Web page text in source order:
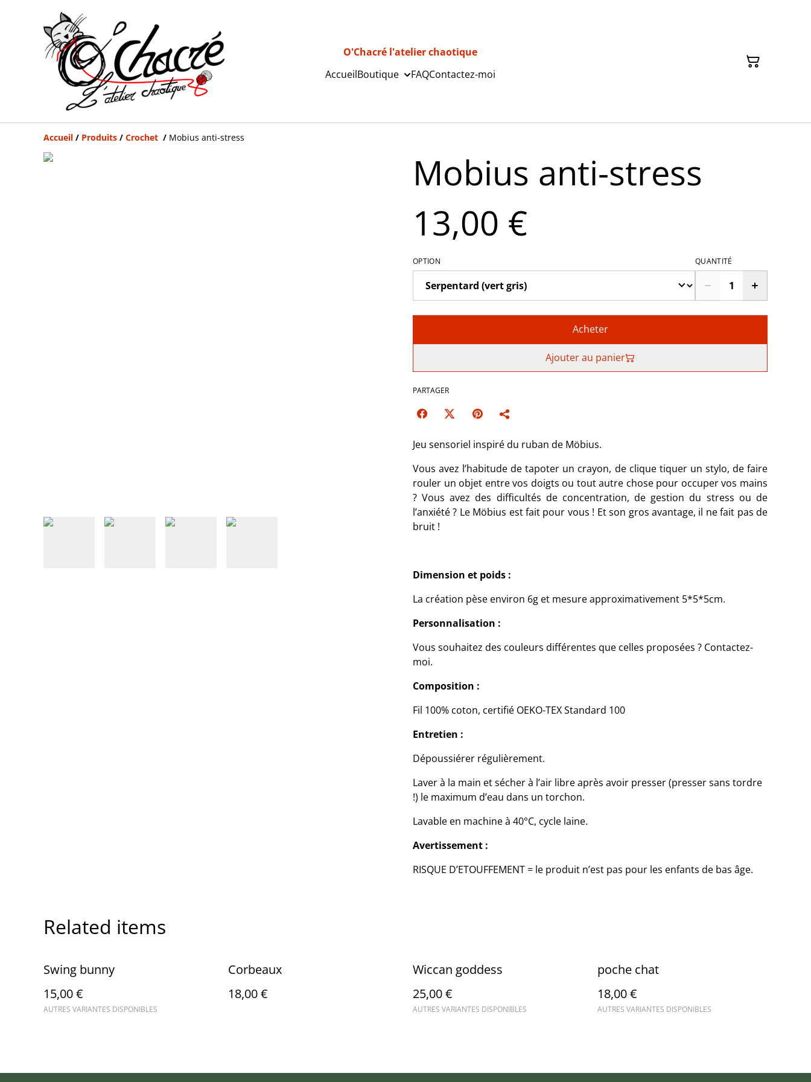
O'Chacré l'atelier chaotique
AccueilBoutique FAQContactez-moi
Accueil / Produits / Crochet / Mobius anti-stress
Mobius anti-stress
13,00 €
OPTION QUANTITÉ
Acheter
Ajouter au panier
PARTAGER
Jeu sensoriel inspiré du ruban de Möbius.
Vous avez l’habitude de tapoter un crayon, de clique tiquer un stylo, de faire
rouler un objet entre vos doigts ou tout autre chose pour occuper vos mains
? Vous avez des difficultés de concentration, de gestion du stress ou de
l’anxiété ? Le Möbius est fait pour vous ! Et son gros avantage, il ne fait pas de
bruit !
Dimension et poids :
La création pèse environ 6g et mesure approximativement 5*5*5cm.
Personnalisation :
Vous souhaitez des couleurs différentes que celles proposées ? Contactez-
moi.
Composition :
Fil 100% coton, certifié OEKO-TEX Standard 100
Entretien :
Dépoussiérer régulièrement.
Laver à la main et sécher à l’air libre après avoir presser (presser sans tordre
!) le maximum d’eau dans un torchon.
Lavable en machine à 40°C, cycle laine.
Avertissement :
RISQUE D’ETOUFFEMENT = le produit n’est pas pour les enfants de bas âge.
Related items
Swing bunny
15,00 €
AUTRES VARIANTES DISPONIBLES
Corbeaux
18,00 €
Wiccan goddess
25,00 €
AUTRES VARIANTES DISPONIBLES
poche chat
18,00 €
AUTRES VARIANTES DISPONIBLES